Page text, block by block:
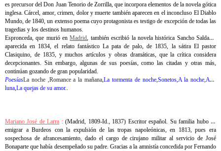
es precursor del Don Juan Tenorio de Zorrilla, que incorpora elementos de la novela gótica
inglesa. Cárcel, amor, crimen, dolor y muerte también aparecen en el inconcluso El Diablo
Mundo, de 1840, un extenso poema cuyo protagonista es testigo de excepción de todas las
tragedias y los destinos humanos.
Espronceda, que murió enMadrid, también escribió la novela histórica Sancho Saldaña,
aparecida en 1834, el relato fantástico La pata de palo, de 1835, la sátira El pastor
Clasiquino, de 1835, y muchos artículos y obras dramáticas, que la crítica considera
decepcionantes. Sin embargo, algunas de sus poesías, como las citadas y otras más,
continúan gozando de gran popularidad.
PoesíasLa noche ,Romance a la mañana,La tormenta de noche,Sonetos,A la noche,A la
luna,La quejas de su amor..
Mariano José de Larra :(Madrid, 1809-Id., 1837) Escritor español. Su familia hubo de
emigrar a Burdeos con la expulsión de las tropas napoleónicas, en 1813, pues era
sospechosa de afrancesamiento, dado el cargo de cirujano militar al servicio de José
Bonaparte que había desempeñado su padre. Gracias a la amnistía concedida por Fernando